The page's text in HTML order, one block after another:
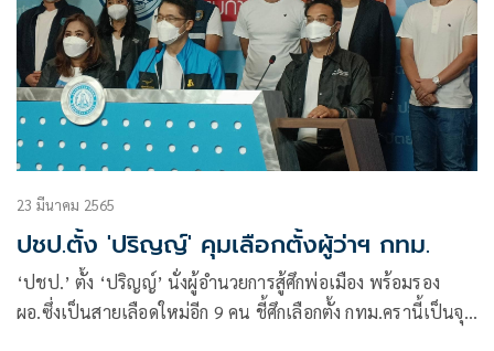
23 มีนาคม 2565
ปชป.ตั้ง 'ปริญญ์' คุมเลือกตั้งผู้ว่าฯ กทม.
‘ปชป.’ ตั้ง ‘ปริญญ์’ นั่งผู้อำนวยการสู้ศึกพ่อเมือง พร้อมรอง
ผอ.ซึ่งเป็นสายเลือดใหม่อีก 9 คน ชี้ศึกเลือกตั้ง กทม.ครานี้เป็นจุด